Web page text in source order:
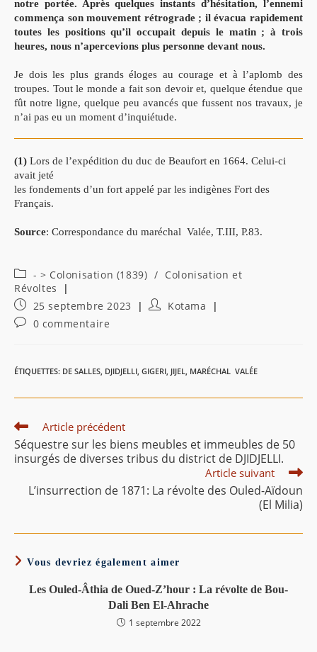
notre portée. Après quelques instants d’hésitation, l’ennemi
commença son mouvement rétrograde ; il évacua rapidement
toutes les positions qu’il occupait depuis le matin ; à trois
heures, nous n’apercevions plus personne devant nous.
Je dois les plus grands éloges au courage et à l’aplomb des
troupes. Tout le monde a fait son devoir et, quelque étendue que
fût notre ligne, quelque peu avancés que fussent nos travaux, je
n’ai pas eu un moment d’inquiétude.
(1) Lors de l’expédition du duc de Beaufort en 1664. Celui-ci
avait jeté
les fondements d’un fort appelé par les indigènes Fort des
Français.
Source: Correspondance du maréchal Valée, T.III, P.83.
Post
category:
- > Colonisation (1839) / Colonisation et
Révoltes
Publication
publiée :
25 septembre 2023
Auteur/autrice
Kotama
Commentaires
0 commentaire
ÉTIQUETTES: DE SALLES DJIDJELLI GIGERI JIJEL MARÉCHAL VALÉE
Read
more
articles
Article précédent
Séquestre sur les biens meubles et immeubles de 50
insurgés de diverses tribus du district de DJIDJELLI.
Article suivant
L’insurrection de 1871: La révolte des Ouled-Aïdoun
(El Milia)
Vous devriez également aimer
Les Ouled-Âthia de Oued-Z’hour : La révolte de Bou-
Dali Ben El-Ahrache
1 septembre 2022